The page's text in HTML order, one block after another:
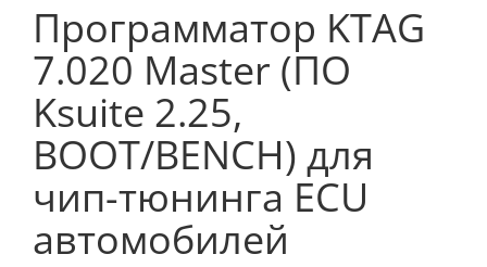
Программатор KTAG
7.020 Master (ПО
Ksuite 2.25,
BOOT/BENCH) для
чип-тюнинга ECU
автомобилей